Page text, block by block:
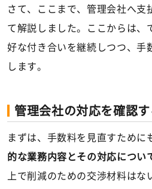
さて、ここまで、管理会社へ支
て解説しました。ここからは、
好な付き合いを継続しつつ、手
します。
管理会社の対応を確認す
まずは、手数料を見直すために
的な業務内容とその対応につい
上で削減のための交渉材料はな